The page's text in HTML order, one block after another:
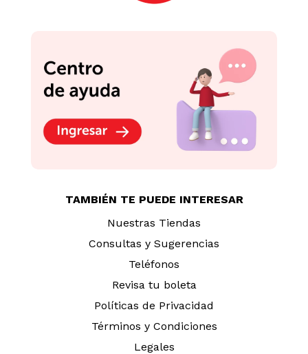
TAMBIÉN TE PUEDE INTERESAR
Nuestras Tiendas
Consultas y Sugerencias
Teléfonos
Revisa tu boleta
Políticas de Privacidad
Términos y Condiciones
Legales